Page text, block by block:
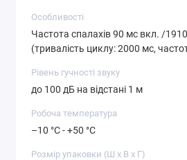
Особливості
Частота спалахів 90 мс вкл. /
(тривалість циклу: 2000 мс,
Рівень гучності звуку
до 100 дБ на відстані 1 м
Робоча температура
–10 °C - +50 °C
Розмір упаковки (Ш х В х Г)